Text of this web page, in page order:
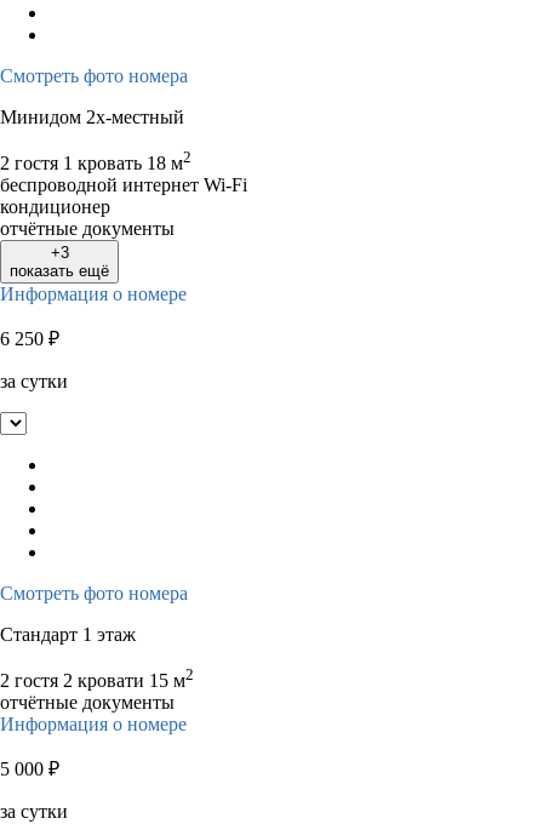
Смотреть фото номера
Минидом 2х-местный
2 гостя 1 кровать 18 м2
беспроводной интернет Wi-Fi
кондиционер
отчётные документы
+3
показать ещё
Информация о номере
6 250 ₽
за сутки
Смотреть фото номера
Стандарт 1 этаж
2 гостя 2 кровати 15 м2
отчётные документы
Информация о номере
5 000 ₽
за сутки